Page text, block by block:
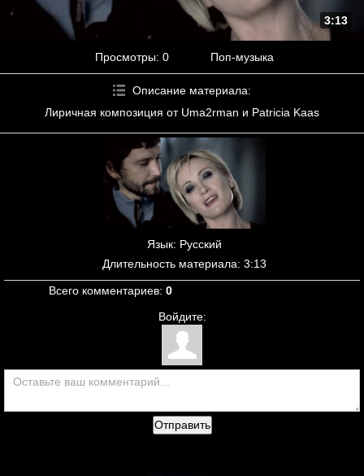
3:13
Просмотры: 0 Поп-музыка
Описание материала:
Лиричная композиция от Uma2rman и Patricia Kaas
Язык: Русский
Длительность материала: 3:13
Всего комментариев: 0
Войдите:
Отправить